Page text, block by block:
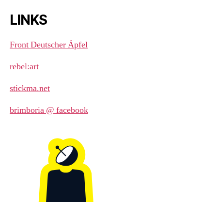
LINKS
Front Deutscher Äpfel
rebel:art
stickma.net
brimboria @ facebook